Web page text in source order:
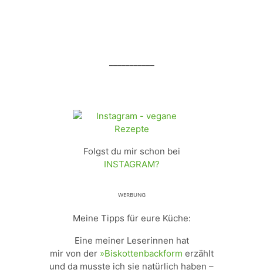
Folgst du mir schon bei
INSTAGRAM?
ᵂᴱᴿᴮᵁᴺᴳ
Meine Tipps für eure Küche:
Eine meiner Leserinnen hat
mir von der »Biskottenbackform erzählt
und da musste ich sie natürlich haben –